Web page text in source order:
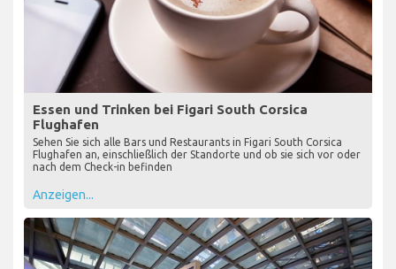
Essen und Trinken bei Figari South Corsica
Flughafen
Sehen Sie sich alle Bars und Restaurants in Figari South Corsica
Flughafen an, einschließlich der Standorte und ob sie sich vor oder
nach dem Check-in befinden
Anzeigen...